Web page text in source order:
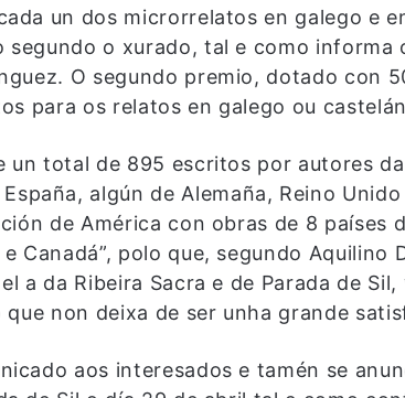
un dos microrrelatos en galego e
segundo o xurado, tal e como informa
O segundo premio, dotado con
para os relatos en galego ou
un total de 895 escritos por autores
algún de Alemaña, Reino
de América con obras de 8 países
Canadá”, polo que, segundo Aquilino
a da Ribeira Sacra e de Parada de
que non deixa de ser unha grande
aos interesados e tamén se